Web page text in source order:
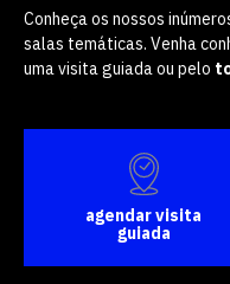
Conheça os nossos
salas temáticas. Venha
uma visita guiada ou pelo
agendar visita
guiada